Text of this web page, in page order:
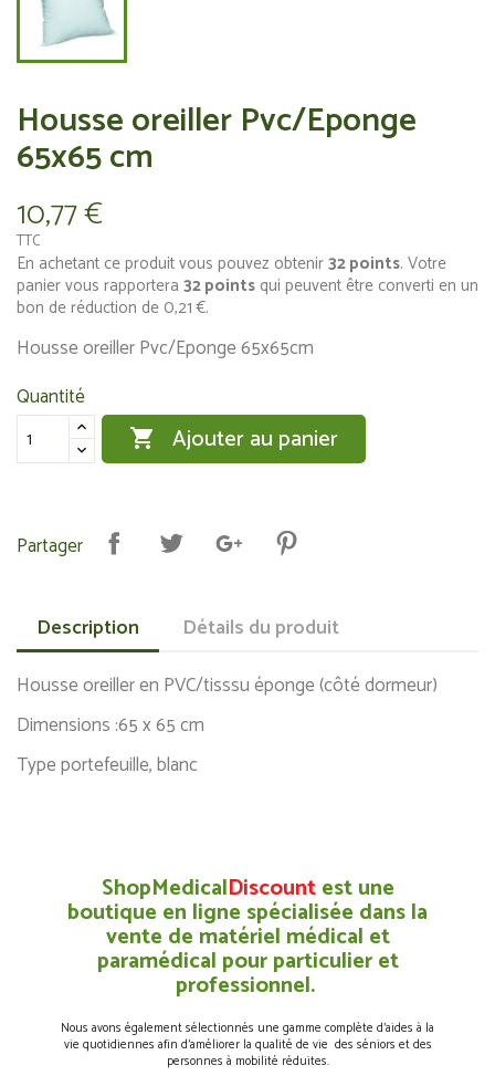
Housse oreiller Pvc/Eponge
65x65 cm
10,77 €
TTC
En achetant ce produit vous pouvez obtenir32points. Votre
panier vous rapportera 32points qui peuvent être converti en un
bon de réduction de 0,21 €.
Housse oreiller Pvc/Eponge 65x65cm
Quantité
 Ajouter au panier
Partager
Description Détails du produit
Housse oreiller en PVC/tisssu éponge (côté dormeur)
Dimensions :65 x 65 cm
Type portefeuille, blanc
ShopMedicalDiscountest une
boutique en ligne spécialisée dans la
vente de matériel médical et
paramédical pour particulier et
professionnel.
Nous avons également sélectionnés une gamme complète d’aides à la
vie quotidiennes afin d’améliorer la qualité de vie des séniors et des
personnes à mobilité réduites.